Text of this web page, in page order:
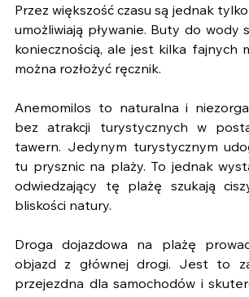
Przez większość czasu są jednak
umożliwiają pływanie. Buty do wody
koniecznością, ale jest kilka fajnych
można rozłożyć ręcznik.
Anemomilos to naturalna i
bez atrakcji turystycznych w
tawern. Jedynym turystycznym
tu prysznic na plaży. To jednak
odwiedzający tę plażę szukają
bliskości natury.
Droga dojazdowa na plażę
objazd z głównej drogi. Jest to
przejezdna dla samochodów i